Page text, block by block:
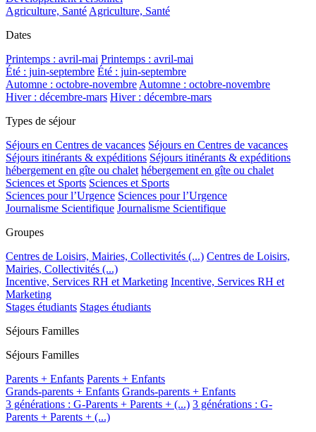
Agriculture, Santé Agriculture, Santé
Dates
Printemps : avril-mai Printemps : avril-mai
Été : juin-septembre Été : juin-septembre
Automne : octobre-novembre Automne : octobre-novembre
Hiver : décembre-mars Hiver : décembre-mars
Types de séjour
Séjours en Centres de vacances Séjours en Centres de vacances
Séjours itinérants & expéditions Séjours itinérants & expéditions
hébergement en gîte ou chalet hébergement en gîte ou chalet
Sciences et Sports Sciences et Sports
Sciences pour l’Urgence Sciences pour l’Urgence
Journalisme Scientifique Journalisme Scientifique
Groupes
Centres de Loisirs, Mairies, Collectivités (...) Centres de Loisirs,
Mairies, Collectivités (...)
Incentive, Services RH et Marketing Incentive, Services RH et
Marketing
Stages étudiants Stages étudiants
Séjours Familles
Séjours Familles
Parents + Enfants Parents + Enfants
Grands-parents + Enfants Grands-parents + Enfants
3 générations : G-Parents + Parents + (...) 3 générations : G-
Parents + Parents + (...)